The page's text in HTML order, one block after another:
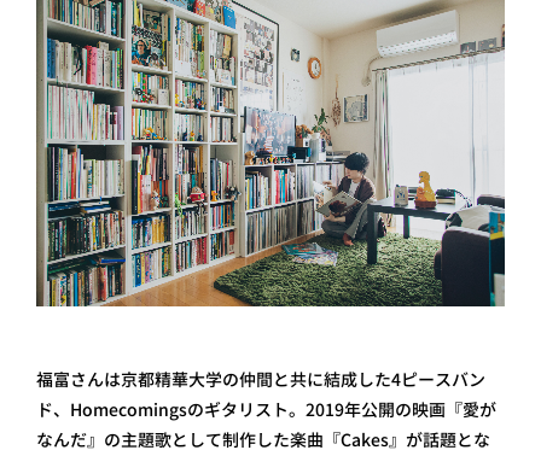
福富さんは京都精華大学の仲間と共に結成した4ピースバン
ド、Homecomingsのギタリスト。2019年公開の映画『愛が
なんだ』の主題歌として制作した楽曲『Cakes』が話題とな